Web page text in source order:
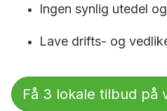
Ingen synlig utedel
Lave drifts- og
Få 3 lokale tilbud på